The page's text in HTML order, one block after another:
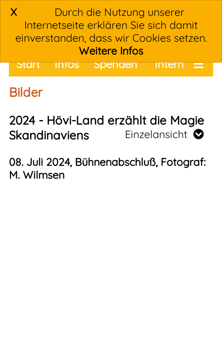
X
Durch die Nutzung unserer
Internetseite erklären Sie sich damit
einverstanden, dass wir Cookies setzen.
Weitere Infos
Intern
Start Infos
Spenden
Termine
Bilder
2024 - Hövi-Land erzählt die Magie
Skandinaviens
Einzelansicht
08. Juli 2024, Bühnenabschluß, Fotograf:
M. Wilmsen